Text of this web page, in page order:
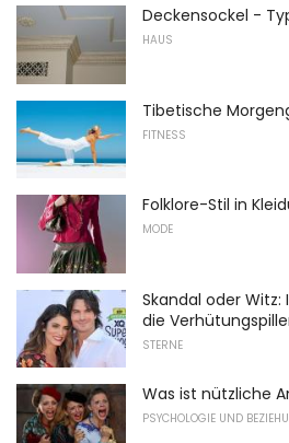
Deckensockel -
HAUS
Tibetische
FITNESS
Folklore-Stil in
MODE
Skandal oder
die
STERNE
Was ist nützliche
PSYCHOLOGIE UND